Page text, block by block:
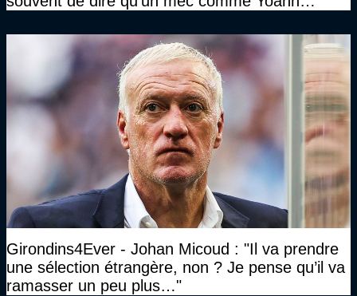
Girondins4Ever - Johan Micoud : "Il va prendre
une sélection étrangère, non ? Je pense qu’il va
ramasser un peu plus…"